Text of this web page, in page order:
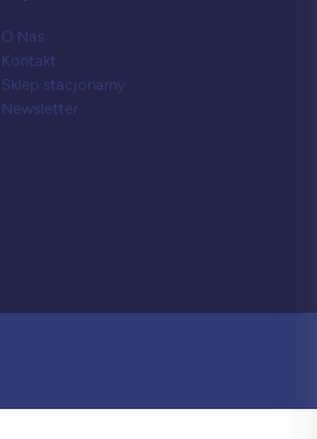
O Nas
Kontakt
Sklep stacjonarny
Newsletter